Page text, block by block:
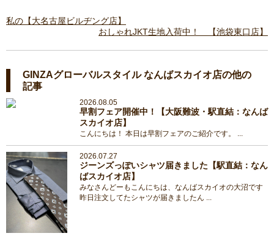
私の【大名古屋ビルヂング店】
おしゃれJKT生地入荷中！ 【池袋東口店】
GINZAグローバルスタイル なんばスカイオ店の他の
記事
2026.08.05
早割フェア開催中！【大阪難波・駅直結：なんば
スカイオ店】
こんにちは！ 本日は早割フェアのご紹介です。 ...
2026.07.27
ジーンズっぽいシャツ届きました【駅直結：なん
ばスカイオ店】
みなさんどーもこんにちは、なんばスカイオの大沼です
昨日注文してたシャツが届きましたん ...